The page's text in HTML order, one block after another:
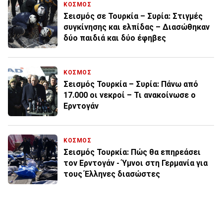
ΚΟΣΜΟΣ
Σεισμός σε Τουρκία – Συρία: Στιγμές
συγκίνησης και ελπίδας – Διασώθηκαν
δύο παιδιά και δύο έφηβες
ΚΟΣΜΟΣ
Σεισμός Τουρκία – Συρία: Πάνω από
17.000 οι νεκροί – Τι ανακοίνωσε ο
Ερντογάν
ΚΟΣΜΟΣ
Σεισμός Τουρκία: Πώς θα επηρεάσει
τον Ερντογάν - Ύμνοι στη Γερμανία για
τους Έλληνες διασώστες